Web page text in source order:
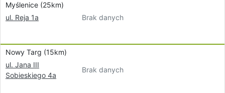
Myślenice (25km)
ul. Reja 1a
Brak danych
Nowy Targ (15km)
ul. Jana III
Sobieskiego 4a
Brak danych